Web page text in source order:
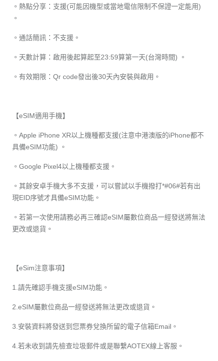
。熱點分享：支援(可能因機型或當地電信限制不保證一定能用)
。
。通話簡訊：不支援。
。天數計算：啟用後起算起至23:59算第一天(台灣時間) 。
。有效期限：Qr code發出後30天內安裝與啟用。
【eSIM適用手機】
。Apple iPhone XR以上機種都支援(注意中港澳版的iPhone都不
具備eSIM功能) 。
。Google Pixel4以上機種都支援。
。其餘安卓手機大多不支援，可以嘗試以手機撥打*#06#若有出
現EID序號才具備eSIM功能。
。若第一次使用請務必再三確認eSIM屬數位商品一經發送將無法
更改或退貨。
【eSim注意事項】
1.請先確認手機支援eSIM功能。
2.eSIM屬數位商品一經發送將無法更改或退貨。
3.安裝資料將發送到您票券兌換所留的電子信箱Email。
4.若未收到請先檢查垃圾郵件或是聯繫AOTEX線上客服。